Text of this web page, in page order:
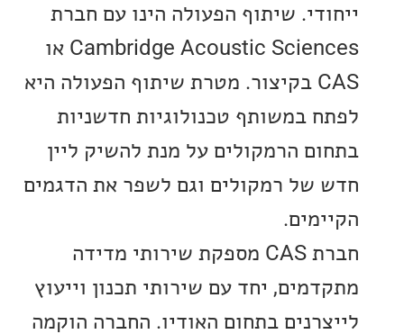
שיתוף הפעולה הינו עם חברת
Cambridge Acoustic Sciences או
CAS בקיצור. מטרת שיתוף הפעולה היא
במשותף טכנולוגיות חדשניות
הרמקולים על מנת להשיק ליין
רמקולים וגם לשפר את הדגמים
חברת CAS מספקת שירותי מדידה
יחד עם שירותי תכנון וייעוץ
בתחום האודיו. החברה הוקמה